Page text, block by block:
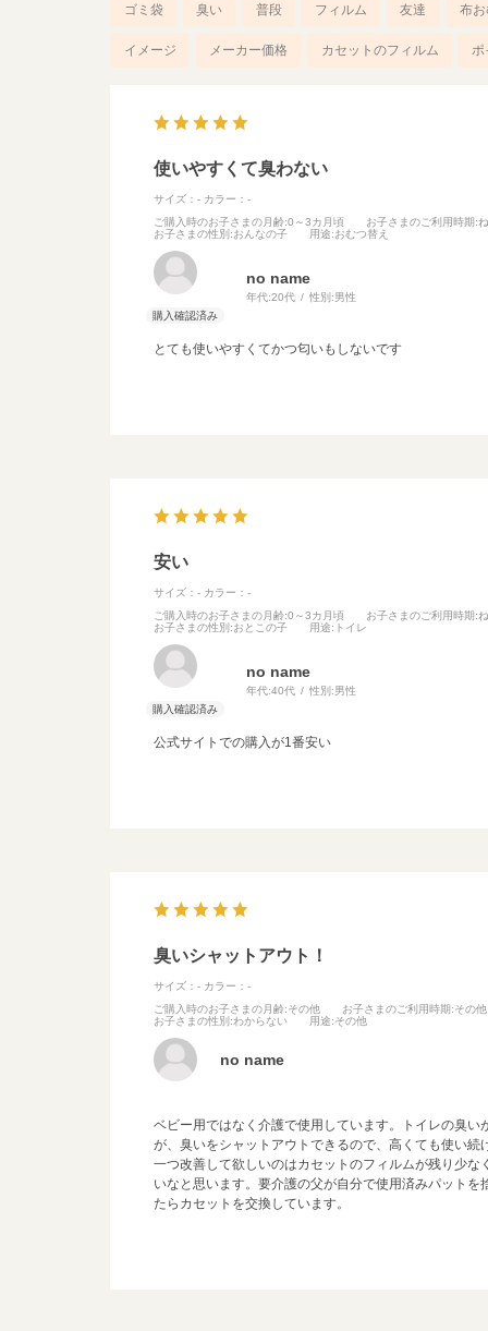
ゴミ袋 臭い 普段 フィルム 友達 布
イメージ メーカー価格 カセットのフィルム ポ
使いやすくて臭わない
サイズ：- カラー：-
ご購入時のお子さまの月齢:0～3カ月頃 お子さまのご利用時期:
お子さまの性別 :おんなの子 用途:おむつ替え
no name
年代:20代 性別:男性
とても使いやすくてかつ匂いもしないです
安い
サイズ：- カラー：-
ご購入時のお子さまの月齢:0～3カ月頃 お子さまのご利用時期:
お子さまの性別 :おとこの子 用途:トイレ
no name
年代:40代 性別:男性
公式サイトでの購入が1番安い
臭いシャットアウト！
サイズ：- カラー：-
ご購入時のお子さまの月齢:その他 お子さまのご利用時期:その他
お子さまの性別 :わからない 用途:その他
no name
ベビー用ではなく介護で使用しています。トイレの臭
が、臭いをシャットアウトできるので、高くても使い続
一つ改善して欲しいのはカセットのフィルムが残り少
いなと思います。要介護の父が自分で使用済みパット
たらカセットを交換しています。